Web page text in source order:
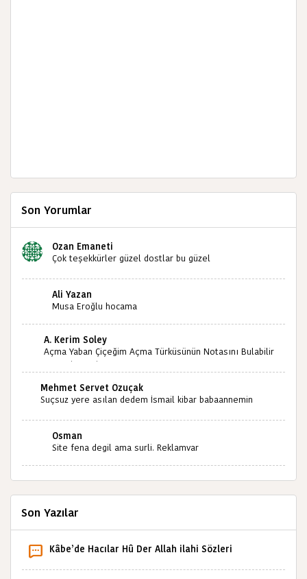
Son Yorumlar
Ozan Emaneti
Çok teşekkürler güzel dostlar bu güzel
sizlerin sayesinde türkülerimiz ölmeyecektir tekrar
teşekkürler saygılarımla
Ali Yazan
Musa Eroğlu hocama
A. Kerim Soley
Açma Yaban Çiçeğim Açma Türküsünün Notasını Bulabilir
miyiz ?İlginiz İçin Şimdiden Teşekkürler.
Mehmet Servet Özuçak
Suçsuz yere asılan dedem İsmail kibar babaannemin
Osman
Site fena degil ama surli. Reklamvar
Son Yazılar
Kâbe’de Hacılar Hû Der Allah ilahi Sözleri